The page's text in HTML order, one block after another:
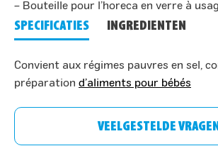
– Bouteille pour l’horeca en verre à
SPECIFICATIES INGREDIENTEN
Convient aux régimes pauvres en sel,
préparation d’aliments pour bébés
VEELGESTELDE